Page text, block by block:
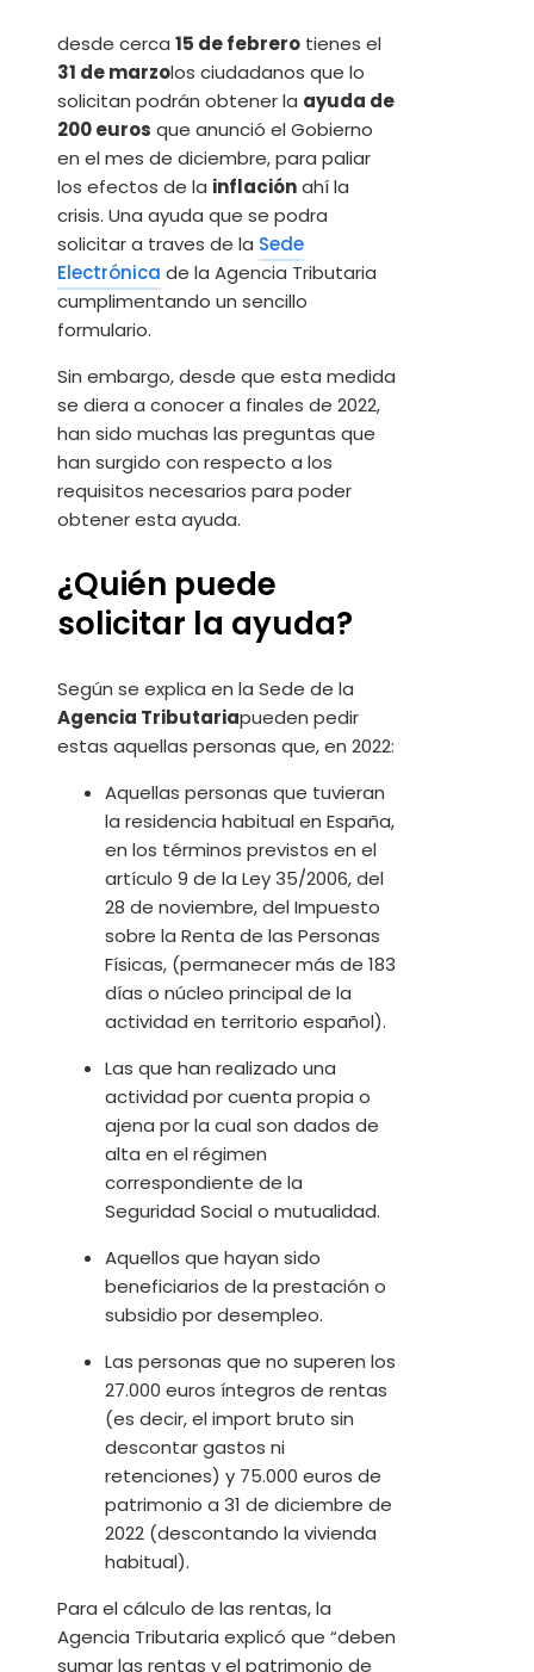
desde cerca 15 de febrero tienes el
31 de marzolos ciudadanos que lo
solicitan podrán obtener la ayuda de
200 euros que anunció el Gobierno
en el mes de diciembre, para paliar
los efectos de la inflaciónahí la
crisis. Una ayuda que se podra
solicitar a traves de la Sede
Electrónica de la Agencia Tributaria
cumplimentando un sencillo
formulario.
Sin embargo, desde que esta medida
se diera a conocer a finales de 2022,
han sido muchas las preguntas que
han surgido con respecto a los
requisitos necesarios para poder
obtener esta ayuda.
¿Quién puede
solicitar la ayuda?
Según se explica en la Sede de la
Agencia Tributariapueden pedir
estas aquellas personas que, en 2022:
Aquellas personas que tuvieran
la residencia habitual en España,
en los términos previstos en el
artículo 9 de la Ley 35/2006, del
28 de noviembre, del Impuesto
sobre la Renta de las Personas
Físicas, (permanecer más de 183
días o núcleo principal de la
actividad en territorio español).
Las que han realizado una
actividad por cuenta propia o
ajena por la cual son dados de
alta en el régimen
correspondiente de la
Seguridad Social o mutualidad.
Aquellos que hayan sido
beneficiarios de la prestación o
subsidio por desempleo.
Las personas que no superen los
27.000 euros íntegros de rentas
(es decir, el import bruto sin
descontar gastos ni
retenciones) y 75.000 euros de
patrimonio a 31 de diciembre de
2022 (descontando la vivienda
habitual).
Para el cálculo de las rentas, la
Agencia Tributaria explicó que “deben
sumar las rentas y el patrimonio de